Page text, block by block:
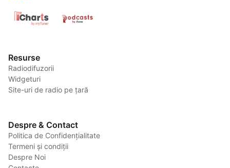
Resurse
Radiodifuzorii
Widgeturi
Site-uri de radio pe țară
Despre & Contact
Politica de Confidențialitate
Termeni și condiții
Despre Noi